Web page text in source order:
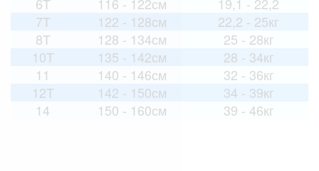
7T
122 - 128см
22,2 - 25кг
8T
128 - 134см
25 - 28кг
10T
135 - 142см
28 - 34кг
11
140 - 146см
32 - 36кг
12T
142 - 150см
34 - 39кг
14
150 - 160см 39 - 46кг